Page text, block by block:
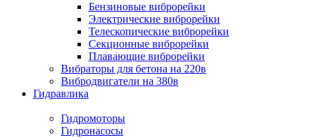
Бензиновые виброрейки
Электрические виброрейки
Телескопические виброрейки
Секционные виброрейки
Плавающие виброрейки
Вибраторы для бетона на 220в
Вибродвигатели на 380в
Гидравлика
Гидромоторы
Гидронасосы